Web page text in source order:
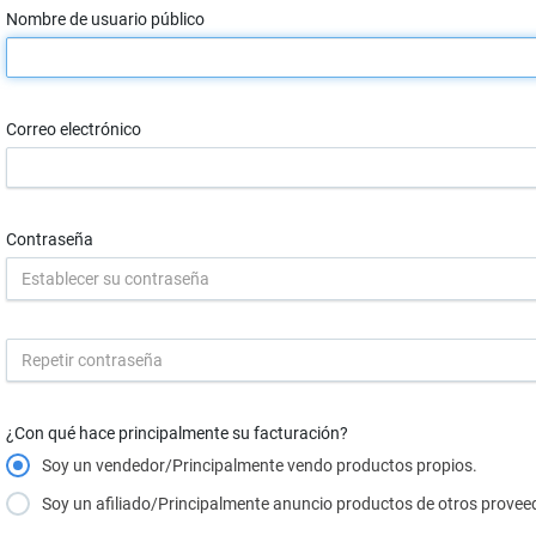
Nombre de usuario público
Correo electrónico
Contraseña
¿Con qué hace principalmente su facturación?
Soy un vendedor/Principalmente vendo productos propios.
Soy un afiliado/Principalmente anuncio productos de otros